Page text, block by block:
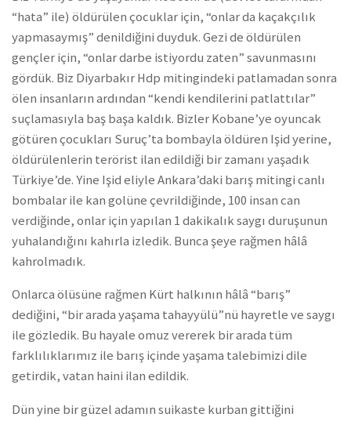
“hata” ile) öldürülen çocuklar için, “onlar da kaçakçılık
yapmasaymış” denildiğini duyduk. Gezi de öldürülen
gençler için, “onlar darbe istiyordu zaten” savunmasını
gördük. Biz Diyarbakır Hdp mitingindeki patlamadan sonra
ölen insanların ardından “kendi kendilerini patlattılar”
suçlamasıyla baş başa kaldık. Bizler Kobane’ye oyuncak
götüren çocukları Suruç’ta bombayla öldüren Işid yerine,
öldürülenlerin terörist ilan edildiği bir zamanı yaşadık
Türkiye’de. Yine Işid eliyle Ankara’daki barış mitingi canlı
bombalar ile kan golüne çevrildiğinde, 100 insan can
verdiğinde, onlar için yapılan 1 dakikalık saygı duruşunun
yuhalandığını kahırla izledik. Bunca şeye rağmen hâlâ
kahrolmadık.
Onlarca ölüsüne rağmen Kürt halkının hâlâ “barış”
dediğini, “bir arada yaşama tahayyülü”nü hayretle ve saygı
ile gözledik. Bu hayale omuz vererek bir arada tüm
farklılıklarımız ile barış içinde yaşama talebimizi dile
getirdik, vatan haini ilan edildik.
Dün yine bir güzel adamın suikaste kurban gittiğini